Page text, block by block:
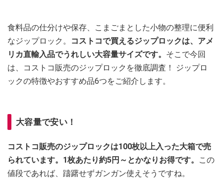
食料品の仕分けや保存、こまごまとした小物の整理に便利
なジップロック。
コストコで買えるジップロックは、アメ
リカ直輸入品でうれしい大容量サイズです。 そこで今回
は、コストコ販売のジップロックを徹底調査！ ジップロ
ックの特徴やおすすめ品6つをご紹介します。
大容量で安い！
コストコ販売のジップロックは100枚以上入った大箱で売
られています。1枚あたり約5円～とかなりお得です。
この
値段であれば、躊躇せずガンガン使えそうですね。